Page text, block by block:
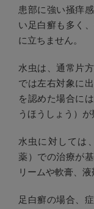
患部に強い掻痒
い足白癬も多く
に立ちません。
水虫は、通常片
では左右対象に
を認めた場合に
うほうしょう）が
水虫に対しては
薬）での治療が
リームや軟膏、
足白癬の場合、